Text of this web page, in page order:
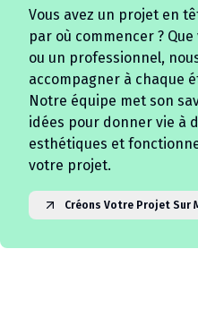
Vous avez un projet en
par où commencer ?
ou un professionnel,
accompagner à chaque
Notre équipe met son
idées pour donner vie à
esthétiques et
votre projet.
Créons Votre Projet Sur